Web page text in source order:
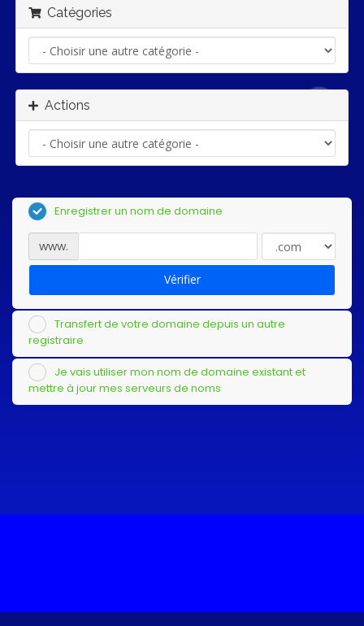
Catégories
Actions
Enregistrer un nom de domaine
www.
Vérifier
Transfert de votre domaine depuis un autre
registraire
Je vais utiliser mon nom de domaine existant et
mettre à jour mes serveurs de noms